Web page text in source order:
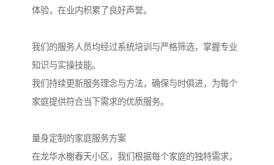
体验，在业内积累了良好声誉。
我们的服务人员均经过系统培训与严格筛选，掌握专业
知识与实操技能。
我们持续更新服务理念与方法，确保与时俱进，为每个
家庭提供符合当下需求的优质服务。
量身定制的家庭服务方案
在龙华水榭春天小区，我们根据每个家庭的独特需求，